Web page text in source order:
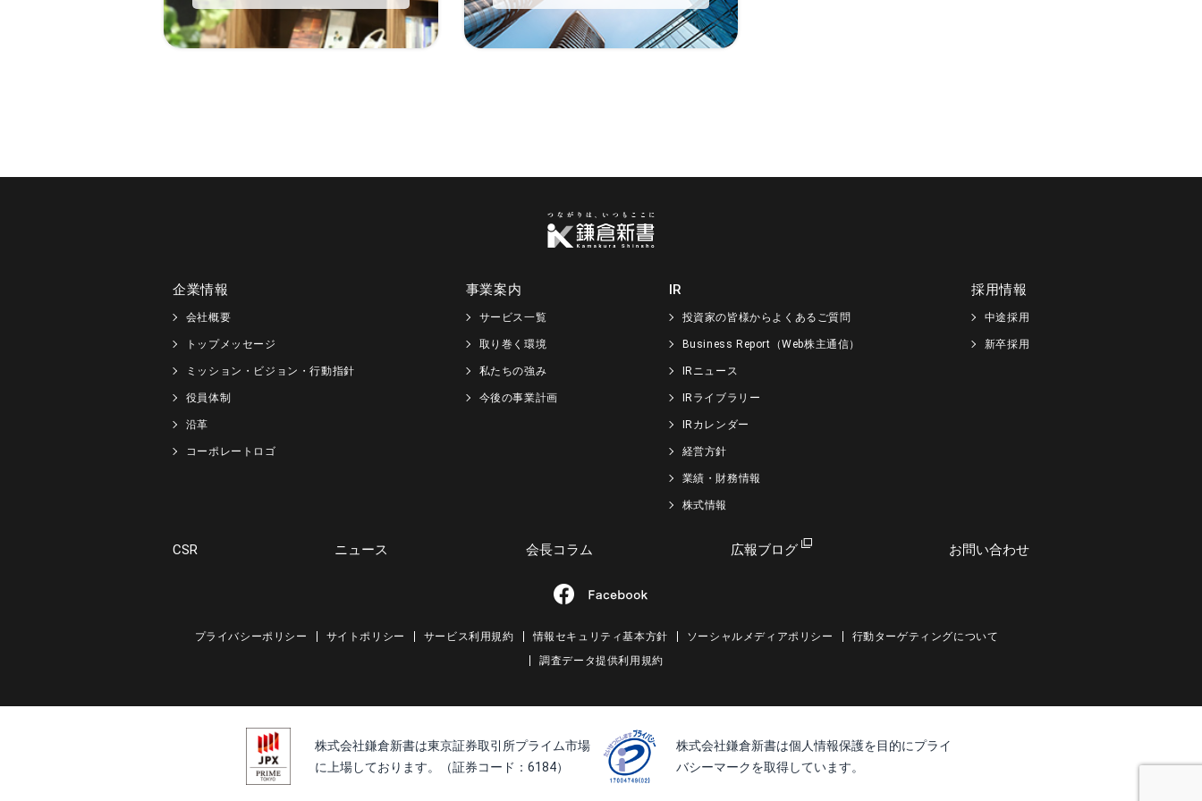
企業情報
会社概要
トップメッセージ
ミッション・ビジョン・行動指針
役員体制
沿革
コーポレートロゴ
事業案内
サービス一覧
取り巻く環境
私たちの強み
今後の事業計画
IR
投資家の皆様からよくあるご質問
Business Report（Web株主通信）
IRニュース
IRライブラリー
IRカレンダー
経営方針
業績・財務情報
株式情報
採用情報
中途採用
新卒採用
CSR ニュース 会長コラム 広報ブログ お問い合わせ
プライバシーポリシー サイトポリシー サービス利用規約 情報セキュリティ基本方針 ソーシャルメディアポリシー
行動ターゲティングについて
調査データ提供利用規約
株式会社鎌倉新書は東京証券取引所プライム市場
に上場しております。（証券コード：6184）
株式会社鎌倉新書は個人情報保護を目的にプライ
バシーマークを取得しています。